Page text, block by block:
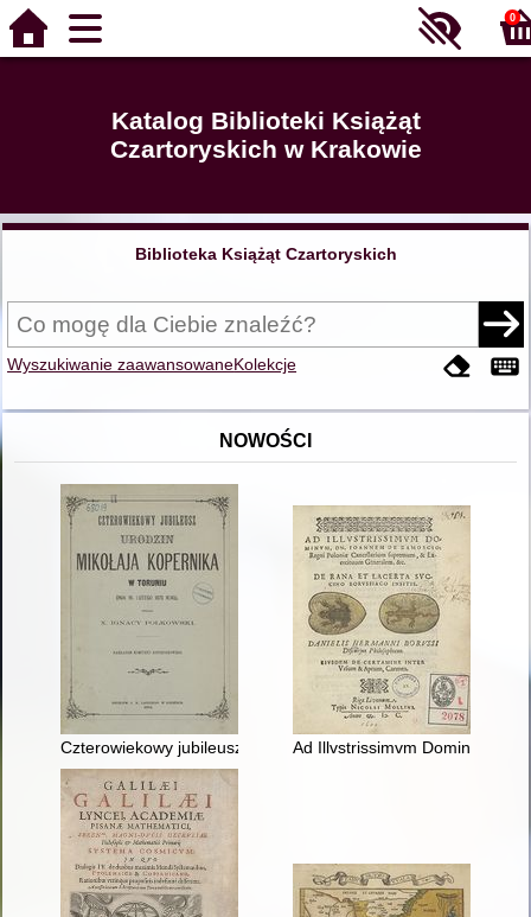
0
Katalog Biblioteki Książąt
Czartoryskich w Krakowie
Biblioteka Książąt Czartoryskich
Wyszukiwanie zaawansowaneKolekcje
NOWOŚCI
Czterowiekowy jubileusz urodzin Mikołaja Kopernika w
Ad Illvstrissimvm Dominvm Dn